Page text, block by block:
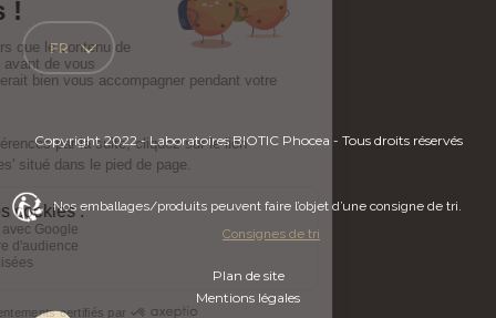
FR
Copyright 2022 - Laboratoires BIOTIC Phocea - Tous droits réservés
Nos emballages/produits peuvent faire l’objet d’une consigne de tri.
Consignes de tri
Plan de site
Mentions légales